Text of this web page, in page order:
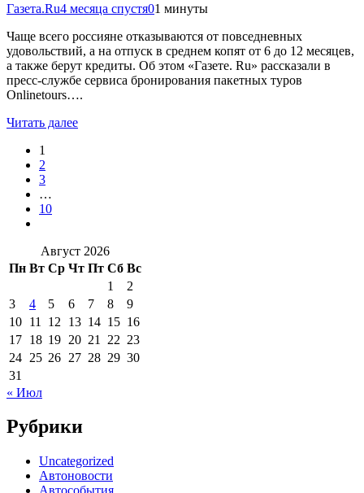
Газета.Ru4 месяца спустя01 минуты
Чаще всего россияне отказываются от повседневных
удовольствий, а на отпуск в среднем копят от 6 до 12 месяцев,
а также берут кредиты. Об этом «Газете. Ru» рассказали в
пресс-службе сервиса бронирования пакетных туров
Onlinetours….
Читать далее
1
2
3
…
10
Август 2026
Пн Вт Ср Чт Пт Сб Вс
1
2
3
4 5 6 7 8
9
10 11 12 13 14 15 16
17 18 19 20 21 22 23
24 25 26 27 28 29 30
31
« Июл
Рубрики
Uncategorized
Автоновости